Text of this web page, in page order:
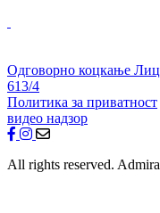
Одговорно коцкање
613/4
Политика за приватност
видео надзор
All rights reserved.